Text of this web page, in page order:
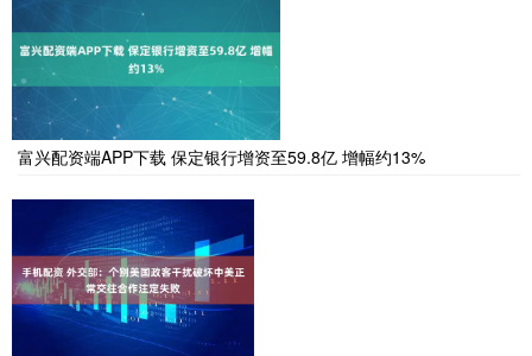
富兴配资端APP下载 保定银行增资至59.8亿 增幅约13%